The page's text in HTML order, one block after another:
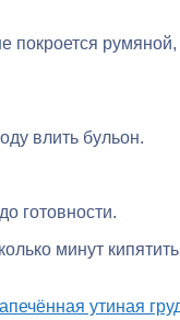
покроется румяной,
влить бульон.
готовности.
минут
утиная